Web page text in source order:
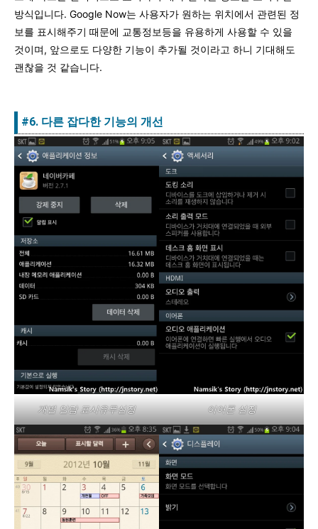
방식입니다. Google Now는 사용자가 원하는 위치에서 관련된 정
보를 표시해주기 때문에 교통정보등을 유용하게 사용할 수 있을
것이며, 앞으로도 다양한 기능이 추가될 것이라고 하니 기대해도
괜찮을 것 같습니다.
#6. 다른 잡다한 기능의 개선
개별 알람 표시유무설정 이어폰 설정